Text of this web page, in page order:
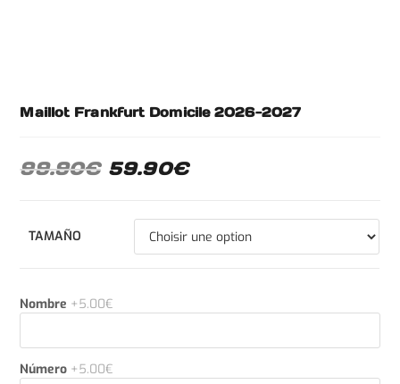
Maillot Frankfurt Domicile 2026-2027
99.90€ 59.90€
TAMAÑO
Nombre +5.00€
Número +5.00€